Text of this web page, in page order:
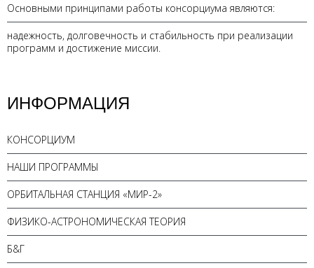
Основными принципами работы консорциума являются:
надежность, долговечность и стабильность при реализации
программ и достижение миссии.
ИНФОРМАЦИЯ
КОНСОРЦИУМ
НАШИ ПРОГРАММЫ
ОРБИТАЛЬНАЯ СТАНЦИЯ «МИР-2»
ФИЗИКО-АСТРОНОМИЧЕСКАЯ ТЕОРИЯ
Б&Г